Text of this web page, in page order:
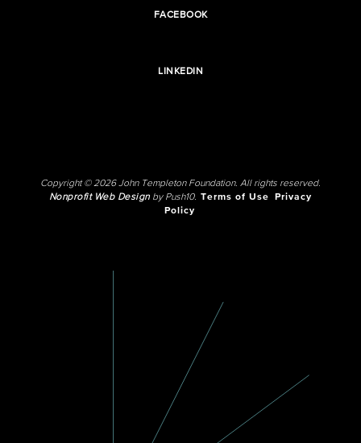
FACEBOOK
LINKEDIN
Copyright © 2026 John Templeton Foundation. All rights reserved.
Nonprofit Web Designby Push10. Terms of Use
Privacy
Policy